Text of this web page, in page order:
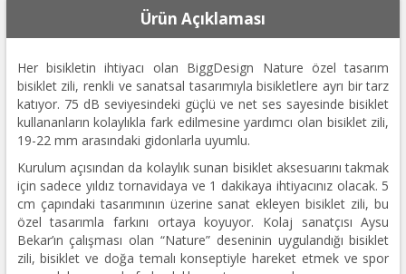
Ürün Açıklaması
Her bisikletin ihtiyacı olan BiggDesign Nature özel tasarım
bisiklet zili, renkli ve sanatsal tasarımıyla bisikletlere ayrı bir tarz
katıyor. 75 dB seviyesindeki güçlü ve net ses sayesinde bisiklet
kullananların kolaylıkla fark edilmesine yardımcı olan bisiklet zili,
19-22 mm arasındaki gidonlarla uyumlu.
Kurulum açısından da kolaylık sunan bisiklet aksesuarını takmak
için sadece yıldız tornavidaya ve 1 dakikaya ihtiyacınız olacak. 5
cm çapındaki tasarımının üzerine sanat ekleyen bisiklet zili, bu
özel tasarımla farkını ortaya koyuyor. Kolaj sanatçısı Aysu
Bekar’ın çalışması olan “Nature” deseninin uygulandığı bisiklet
zili, bisiklet ve doğa temalı konseptiyle hareket etmek ve spor